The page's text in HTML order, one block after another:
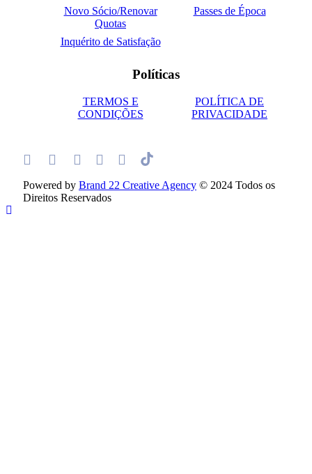
Novo Sócio/Renovar
Quotas
Passes de Época
Inquérito de Satisfação
Políticas
TERMOS E
CONDIÇÕES
POLÍTICA DE
PRIVACIDADE
Powered by Brand 22 Creative Agency © 2024 Todos os
Direitos Reservados